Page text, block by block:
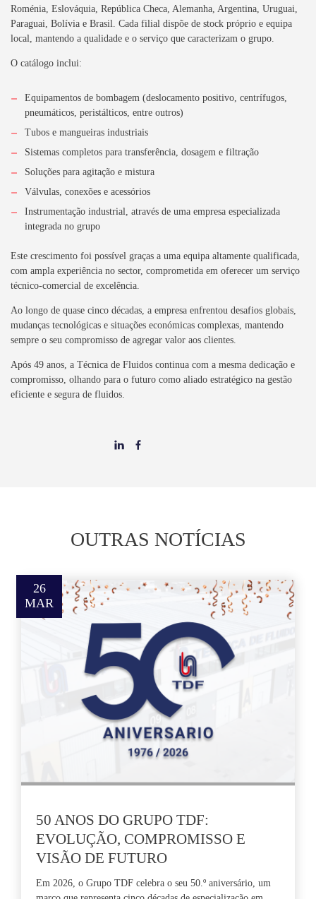
Roménia, Eslováquia, República Checa, Alemanha, Argentina, Uruguai,
Paraguai, Bolívia e Brasil. Cada filial dispõe de stock próprio e equipa
local, mantendo a qualidade e o serviço que caracterizam o grupo.
O catálogo inclui:
Equipamentos de bombagem (deslocamento positivo, centrífugos,
pneumáticos, peristálticos, entre outros)
Tubos e mangueiras industriais
Sistemas completos para transferência, dosagem e filtração
Soluções para agitação e mistura
Válvulas, conexões e acessórios
Instrumentação industrial, através de uma empresa especializada
integrada no grupo
Este crescimento foi possível graças a uma equipa altamente qualificada,
com ampla experiência no sector, comprometida em oferecer um serviço
técnico-comercial de excelência.
Ao longo de quase cinco décadas, a empresa enfrentou desafios globais,
mudanças tecnológicas e situações económicas complexas, mantendo
sempre o seu compromisso de agregar valor aos clientes.
Após 49 anos, a Técnica de Fluidos continua com a mesma dedicação e
compromisso, olhando para o futuro como aliado estratégico na gestão
eficiente e segura de fluidos.
OUTRAS NOTÍCIAS
26
MAR
50 ANOS DO GRUPO TDF:
EVOLUÇÃO, COMPROMISSO E
VISÃO DE FUTURO
Em 2026, o Grupo TDF celebra o seu 50.º aniversário, um